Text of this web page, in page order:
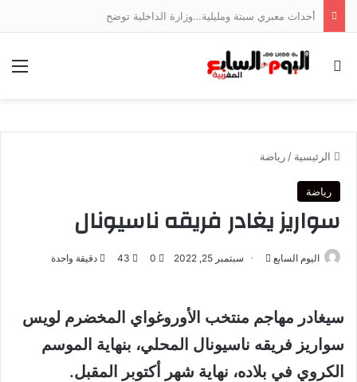
أحداث معبري سبتة ومليلية…وزارة الداخلية توضح
بحث عن
الرئيسية / رياضة
رياضة
سواريز يغادر فريقه ناسيونال
اليوم السابع
أرسل سبتمبر 25, 2022 0
43 دقيقة واحدة
سيغادر مهاجم منتخب الأوروغواي المخضرم لويس
سواريز فريقه ناسيونال المحلي، بنهاية الموسم
الكروي في بلاده، نهاية شهر أكتوبر المقبل.